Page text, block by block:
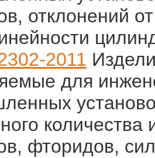
отклонений
2011
для
фторидов,